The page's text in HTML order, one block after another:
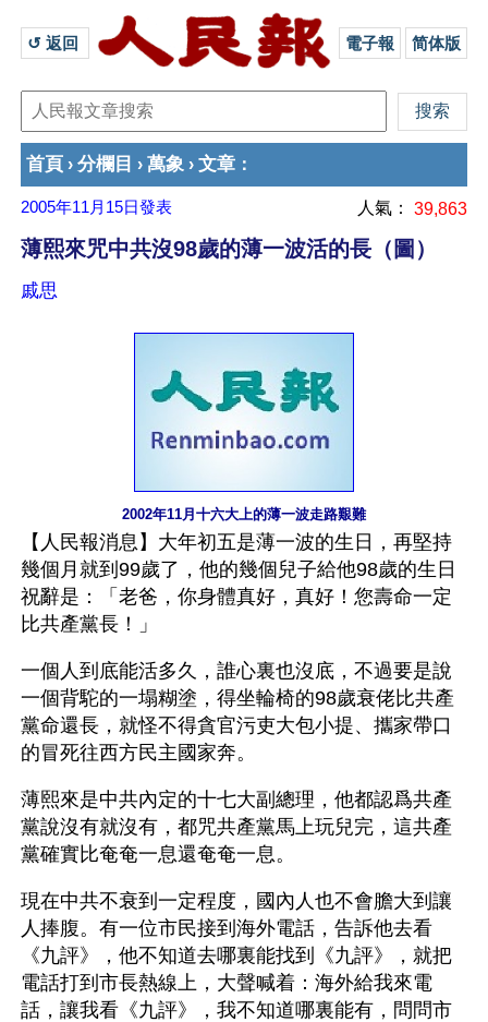
↺ 返回 電子報 简体版
首頁 › 分欄目 › 萬象 › 文章 ：
2005年11月15日發表 人氣： 39,863
薄熙來咒中共沒98歲的薄一波活的長（圖）
戚思
2002年11月十六大上的薄一波走路艱難
【人民報消息】大年初五是薄一波的生日，再堅持
幾個月就到99歲了，他的幾個兒子給他98歲的生日
祝辭是：「老爸，你身體真好，真好！您壽命一定
比共產黨長！」
一個人到底能活多久，誰心裏也沒底，不過要是說
一個背駝的一塌糊塗，得坐輪椅的98歲衰佬比共產
黨命還長，就怪不得貪官污吏大包小提、攜家帶口
的冒死往西方民主國家奔。
薄熙來是中共內定的十七大副總理，他都認爲共產
黨說沒有就沒有，都咒共產黨馬上玩兒完，這共產
黨確實比奄奄一息還奄奄一息。
現在中共不衰到一定程度，國內人也不會膽大到讓
人捧腹。有一位市民接到海外電話，告訴他去看
《九評》，他不知道去哪裏能找到《九評》，就把
電話打到市長熱線上，大聲喊着：海外給我來電
話，讓我看《九評》，我不知道哪裏能有，問問市